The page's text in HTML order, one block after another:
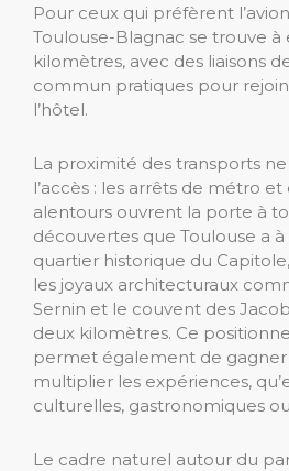
Pour ceux qui préfèrent
Toulouse-Blagnac se trouve à
kilomètres, avec des liaisons
commun pratiques pour
l’hôtel.
La proximité des transports
l’accès : les arrêts de métro
alentours ouvrent la porte à
découvertes que Toulouse a
quartier historique du
les joyaux architecturaux
Sernin et le couvent des
deux kilomètres. Ce
permet également de
multiplier les expériences,
culturelles, gastronomiques
Le cadre naturel autour du